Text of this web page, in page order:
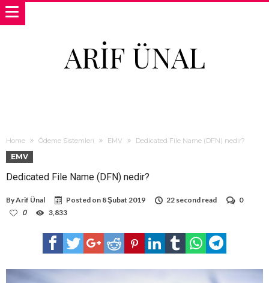
ARIF ÜNAL
Home Ödeme Sistemleri EMV Dedicated File Name (DFN) nedir?
EMV
Dedicated File Name (DFN) nedir?
ByArif Ünal Posted on 8 Şubat 2019 22 second read
0
0
3,833